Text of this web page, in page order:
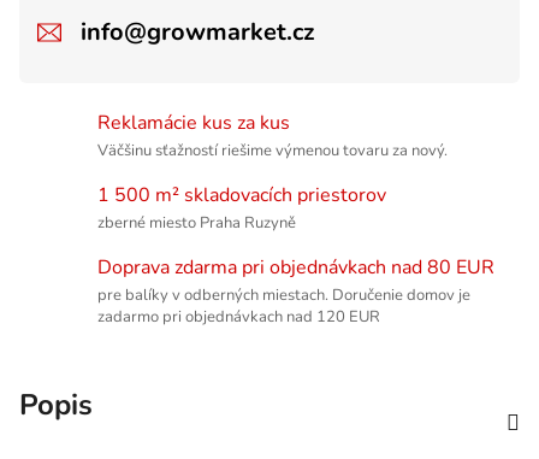
info@growmarket.cz
Reklamácie kus za kus
Väčšinu sťažností riešime výmenou tovaru za nový.
1 500 m² skladovacích priestorov
zberné miesto Praha Ruzyně
Doprava zdarma pri objednávkach nad 80 EUR
pre balíky v odberných miestach. Doručenie domov je
zadarmo pri objednávkach nad 120 EUR
Popis